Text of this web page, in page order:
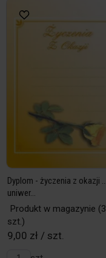
Dyplom - życzenia z okazji
uniwer...
Produkt w magazynie (3
szt.)
9,00 zł / szt.